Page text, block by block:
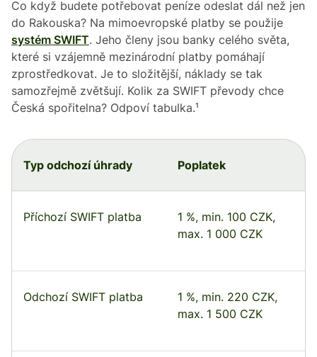
Co když budete potřebovat peníze odeslat dál než jen
do Rakouska? Na mimoevropské platby se použije
systém SWIFT. Jeho členy jsou banky celého světa,
které si vzájemně mezinárodní platby pomáhají
zprostředkovat. Je to složitější, náklady se tak
samozřejmě zvětšují. Kolik za SWIFT převody chce
Česká spořitelna? Odpoví tabulka.¹
Typ odchozí úhrady Poplatek
Příchozí SWIFT platba
1 %, min. 100 CZK,
max. 1 000 CZK
Odchozí SWIFT platba
1 %, min. 220 CZK,
max. 1 500 CZK